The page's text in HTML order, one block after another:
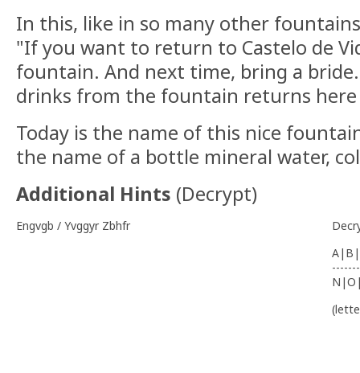
In this, like in so many other
"If you want to return to Castelo de
fountain. And next time, bring a
drinks from the fountain returns
Today is the name of this nice
the name of a bottle mineral water,
Additional Hints (Decrypt)
Engvgb / Yvggyr Zbhfr